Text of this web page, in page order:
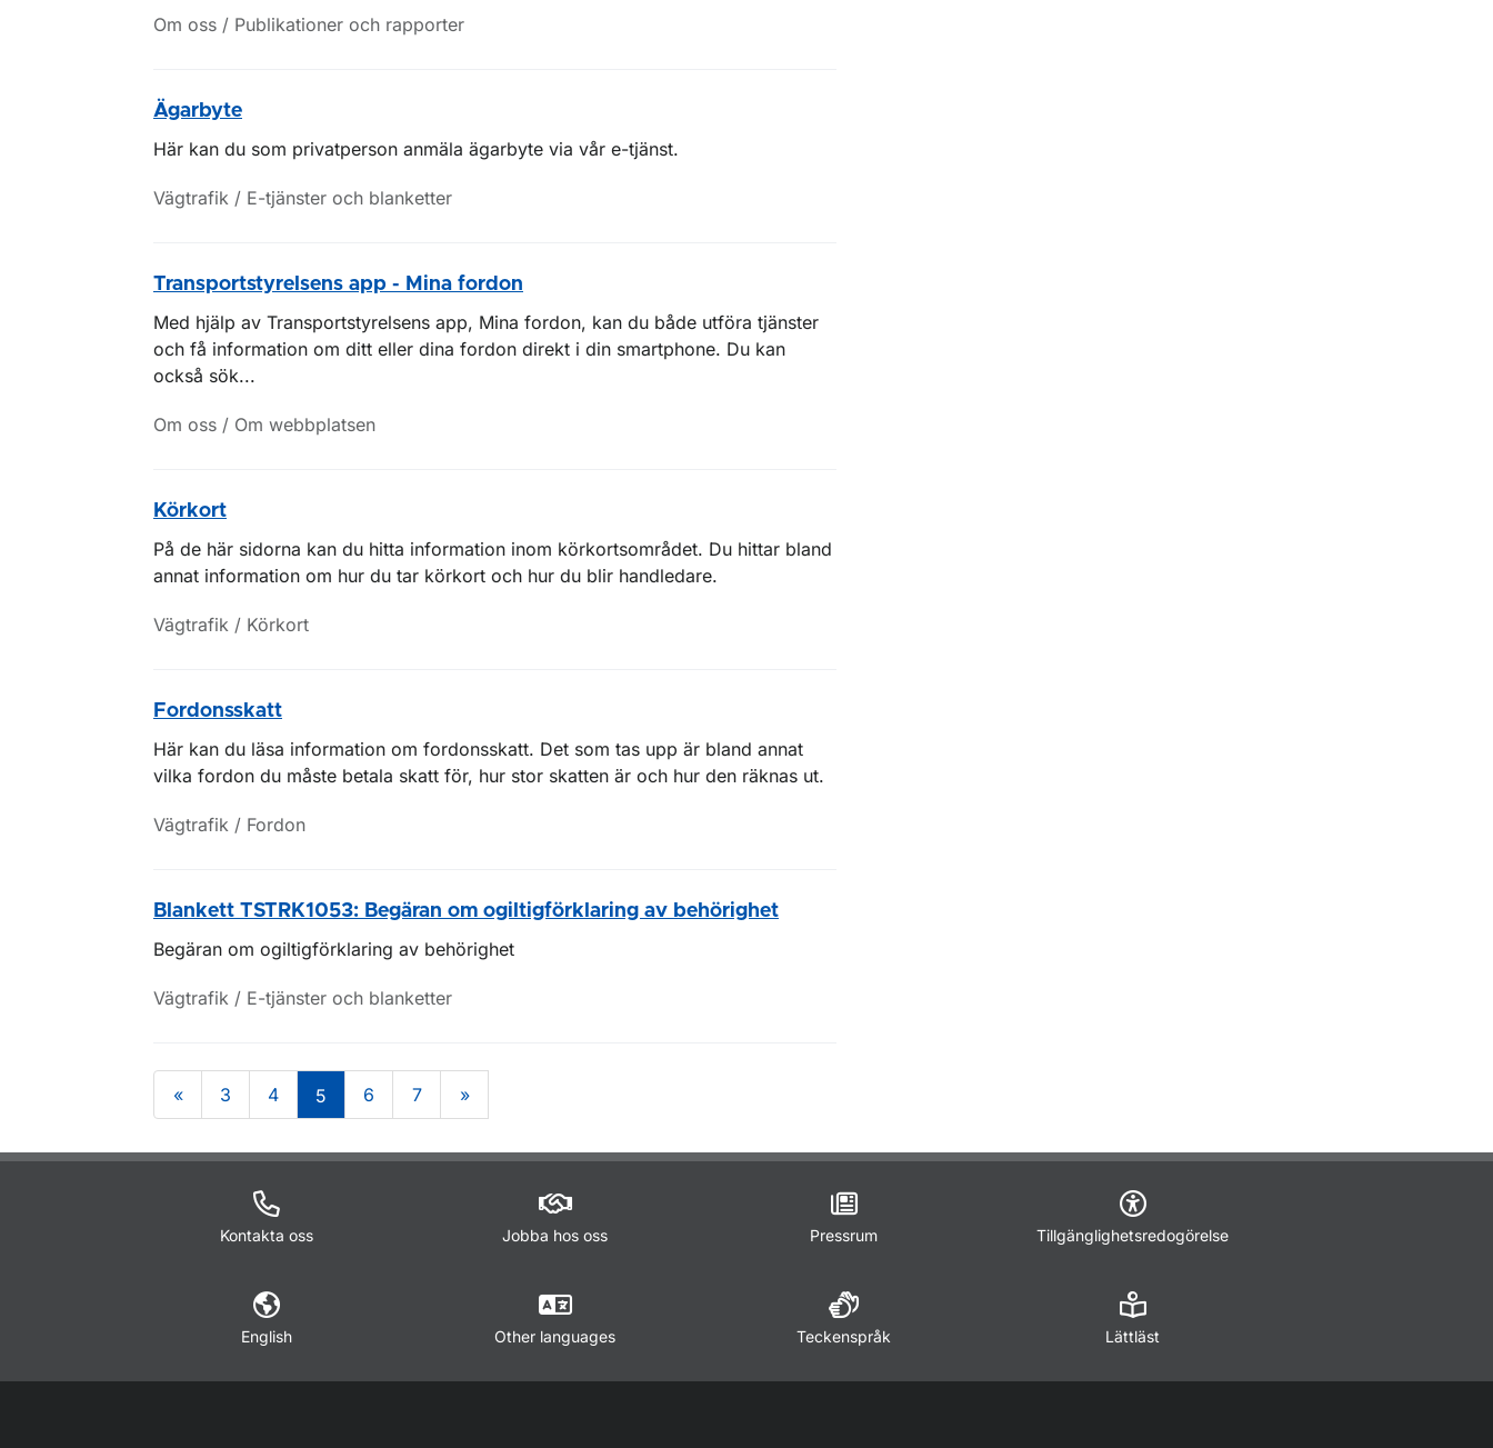
Om oss / Publikationer och rapporter
Ägarbyte
Här kan du som privatperson anmäla ägarbyte via vår e-tjänst.
Vägtrafik / E-tjänster och blanketter
Transportstyrelsens app - Mina fordon
Med hjälp av Transportstyrelsens app, Mina fordon, kan du både utföra tjänster
och få information om ditt eller dina fordon direkt i din smartphone. Du kan
också sök...
Om oss / Om webbplatsen
Körkort
På de här sidorna kan du hitta information inom körkortsområdet. Du hittar bland
annat information om hur du tar körkort och hur du blir handledare.
Vägtrafik / Körkort
Fordonsskatt
Här kan du läsa information om fordonsskatt. Det som tas upp är bland annat
vilka fordon du måste betala skatt för, hur stor skatten är och hur den räknas ut.
Vägtrafik / Fordon
Blankett TSTRK1053: Begäran om ogiltigförklaring av behörighet
Begäran om ogiltigförklaring av behörighet
Vägtrafik / E-tjänster och blanketter
« 3 4 5 6 7 »
Om sidan
Kontakta oss Jobba hos oss Pressrum Tillgänglighetsredogörelse
English Other languages Teckenspråk Lättläst